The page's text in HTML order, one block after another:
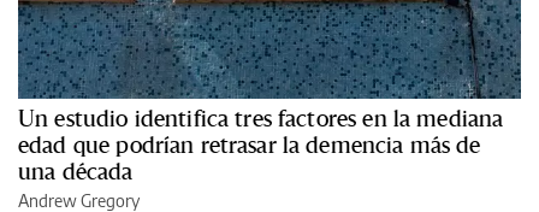
Un estudio identifica tres factores en la mediana
edad que podrían retrasar la demencia más de
una década
Andrew Gregory